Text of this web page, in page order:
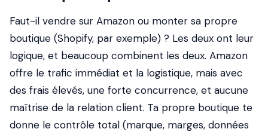
Faut-il vendre sur Amazon ou monter sa propre
boutique (Shopify, par exemple) ? Les deux ont leur
logique, et beaucoup combinent les deux. Amazon
offre le trafic immédiat et la logistique, mais avec
des frais élevés, une forte concurrence, et aucune
maîtrise de la relation client. Ta propre boutique te
donne le contrôle total (marque, marges, données